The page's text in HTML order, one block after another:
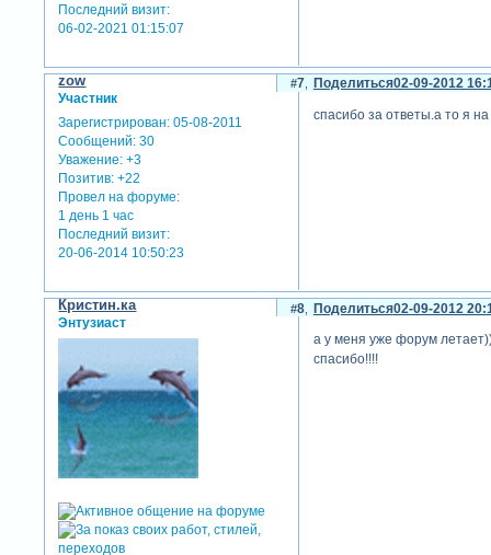
Последний визит:
06-02-2021 01:15:07
Поделиться
7 02-09-2012
zow
Участник
Зарегистрирован: 05-08-2011
Сообщений: 30
Уважение: +3
Позитив: +22
Провел на форуме:
1 день 1 час
Последний визит:
20-06-2014 10:50:23
спасибо за ответы.а то я
Поделиться
8 02-09-2012
Кристин.ка
Энтузиаст
а у меня уже форум
спасибо!!!!